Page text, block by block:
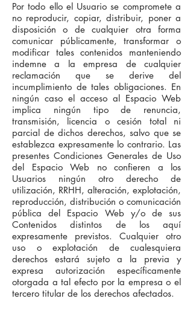
Por todo ello el Usuario se compromete a
no reproducir, copiar, distribuir, poner a
disposición o de cualquier otra forma
comunicar públicamente, transformar o
modificar tales contenidos manteniendo
indemne a la empresa de cualquier
reclamación que se derive del
incumplimiento de tales obligaciones. En
ningún caso el acceso al Espacio Web
implica ningún tipo de renuncia,
transmisión, licencia o cesión total ni
parcial de dichos derechos, salvo que se
establezca expresamente lo contrario. Las
presentes Condiciones Generales de Uso
del Espacio Web no confieren a los
Usuarios ningún otro derecho de
utilización, RRHH, alteración, explotación,
reproducción, distribución o comunicación
pública del Espacio Web y/o de sus
Contenidos distintos de los aquí
expresamente previstos. Cualquier otro
uso o explotación de cualesquiera
derechos estará sujeto a la previa y
expresa autorización específicamente
otorgada a tal efecto por la empresa o el
tercero titular de los derechos afectados.